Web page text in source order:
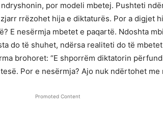
por modeli mbetej. Pushteti
rrëzohet hija e diktaturës. Por a digjet
E nesërmja mbetet e paqartë. Ndoshta
do të shuhet, ndërsa realiteti do të
brohoret: “E shporrëm diktatorin
Por e nesërmja? Ajo nuk ndërtohet
Promoted Content